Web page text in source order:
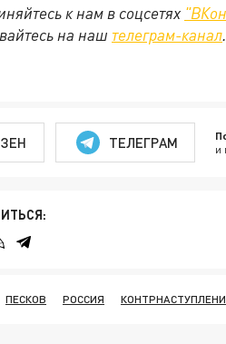
к нам в соцсетях
на наш телеграм-канал.
ТЕЛЕГРАМ и
ПЕСКОВ РОССИЯ